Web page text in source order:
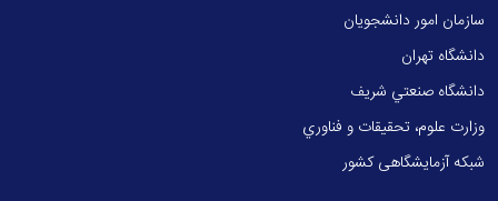
سازمان امور دانشجویان
دانشگاه تهران
دانشگاه صنعتي شريف
وزارت علوم، تحقيقات و فناوري
شبکه آزمایشگاهی کشور